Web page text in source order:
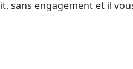
sans engagement et il